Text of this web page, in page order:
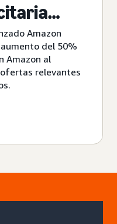
marcas
Amazon
del 50%
Amazon al
relevantes